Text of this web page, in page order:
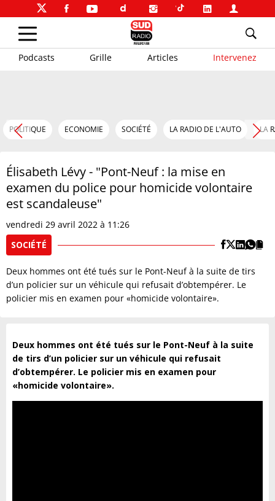
Podcasts Grille Articles Intervenez
POLITIQUE ECONOMIE SOCIÉTÉ LA RADIO DE L'AUTO LA
Élisabeth Lévy - "Pont-Neuf : la mise en
examen du police pour homicide volontaire
est scandaleuse"
vendredi 29 avril 2022 à 11:26
SOCIÉTÉ
Deux hommes ont été tués sur le Pont-Neuf à la suite de tirs
d’un policier sur un véhicule qui refusait d’obtempérer. Le
policier mis en examen pour «homicide volontaire».
Deux hommes ont été tués sur le Pont-Neuf à la suite
de tirs d’un policier sur un véhicule qui refusait
d’obtempérer. Le policier mis en examen pour
«homicide volontaire».